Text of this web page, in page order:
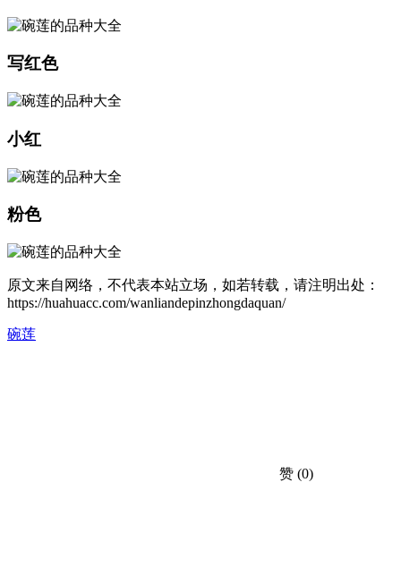
写红色
小红
粉色
原文来自网络，不代表本站立场，如若转载，请注明出处：
https://huahuacc.com/wanliandepinzhongdaquan/
碗莲
赞 (0)